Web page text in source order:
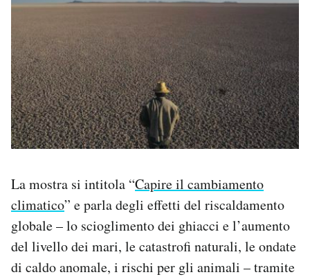
Esci
La mostra si intitola “Capire il cambiamento
climatico” e parla degli effetti del riscaldamento
globale – lo scioglimento dei ghiacci e l’aumento
del livello dei mari, le catastrofi naturali, le ondate
di caldo anomale, i rischi per gli animali – tramite